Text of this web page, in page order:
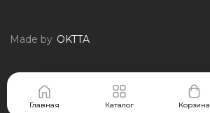
Главная Каталог Корзина
Made by OKTTA